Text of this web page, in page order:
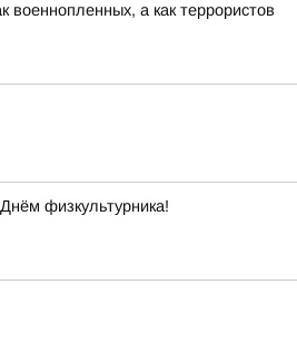
военнопленных, а как террористов
физкультурника!